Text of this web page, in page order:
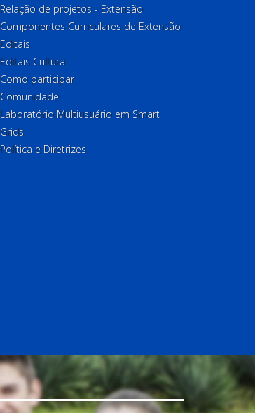
Relação de projetos - Extensão
Componentes Curriculares de Extensão
Editais
Editais Cultura
Como participar
Comunidade
Laboratório Multiusuário em Smart
Grids
Política e Diretrizes